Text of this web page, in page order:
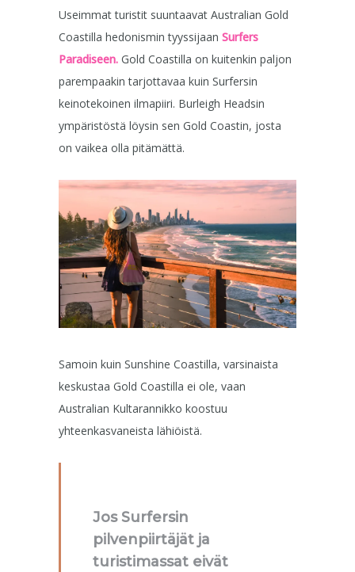
Useimmat turistit suuntaavat Australian Gold
Coastilla hedonismin tyyssijaan Surfers
Paradiseen. Gold Coastilla on kuitenkin paljon
parempaakin tarjottavaa kuin Surfersin
keinotekoinen ilmapiiri. Burleigh Headsin
ympäristöstä löysin sen Gold Coastin, josta
on vaikea olla pitämättä.
Samoin kuin Sunshine Coastilla, varsinaista
keskustaa Gold Coastilla ei ole, vaan
Australian Kultarannikko koostuu
yhteenkasvaneista lähiöistä.
Jos Surfersin
pilvenpiirtäjät ja
turistimassat eivät